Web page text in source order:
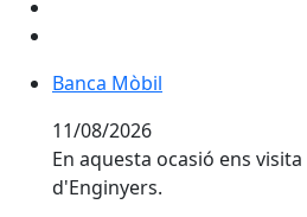
Banca Mòbil
Banca Mòbil
11/08/2026
En aquesta ocasió ens
d'Enginyers.